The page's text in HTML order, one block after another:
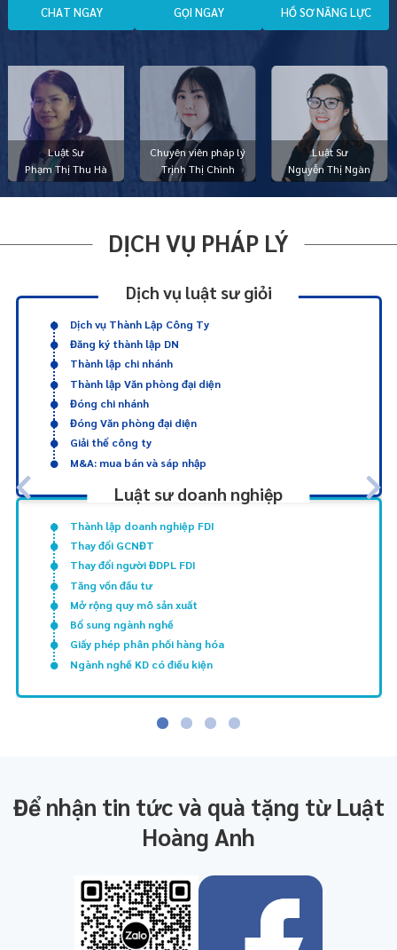
Luật Sư
Phạm Thị Thu Hà
Chuyên viên pháp lý
Trịnh Thị Chình
Luật Sư
Nguyễn Thị Ngàn
CHAT NGAY GỌI NGAY HỒ SƠ NĂNG LỰC
DỊCH VỤ PHÁP LÝ
Dịch vụ luật sư giỏi
Dịch vụ Thành Lập Công Ty
Đăng ký thành lập DN
Thành lập chi nhánh
Thành lập Văn phòng đại diện
Đóng chi nhánh
Đóng Văn phòng đại diện
Giải thể công ty
M&A: mua bán và sáp nhập
Luật sư doanh nghiệp
Thành lập doanh nghiệp FDI
Thay đổi GCNĐT
Thay đổi người ĐDPL FDI
Tăng vốn đầu tư
Mở rộng quy mô sản xuất
Bổ sung ngành nghề
Giấy phép phân phối hàng hóa
Ngành nghề KD có điều kiện
Để nhận tin tức và quà tặng từ Luật
Hoàng Anh